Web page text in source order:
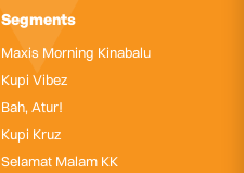
Segments
Maxis Morning Kinabalu
Kupi Vibez
Bah, Atur!
Kupi Kruz
Selamat Malam KK